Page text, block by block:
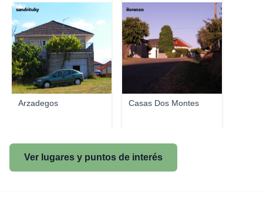
Arzadegos
sandrituky
Casas Dos Montes
ilorenzo
Ver lugares y puntos de interés